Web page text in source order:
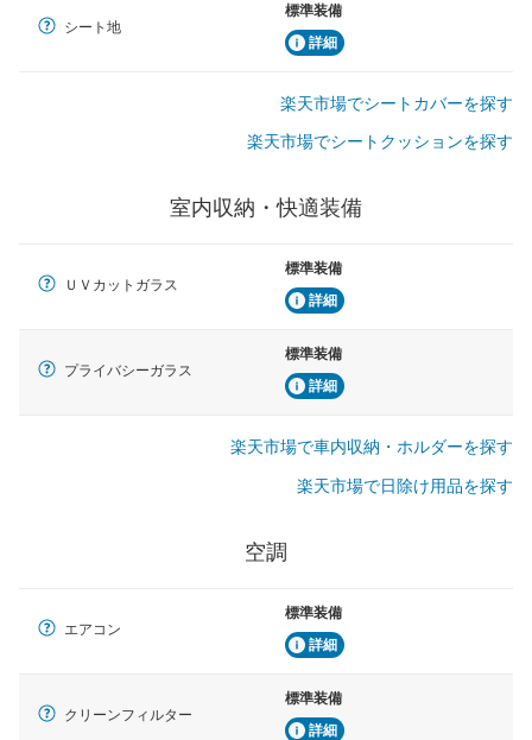
シート地
標準装備
詳細
楽天市場でシートカバーを探す
楽天市場でシートクッションを探す
室内収納・快適装備
ＵＶカットガラス
標準装備
詳細
プライバシーガラス
標準装備
詳細
楽天市場で車内収納・ホルダーを探す
楽天市場で日除け用品を探す
空調
エアコン
標準装備
詳細
クリーンフィルター
標準装備
詳細